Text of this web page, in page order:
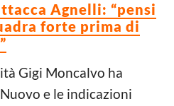
Agnelli: “pensi
forte prima di
Gigi Moncalvo ha
e le indicazioni